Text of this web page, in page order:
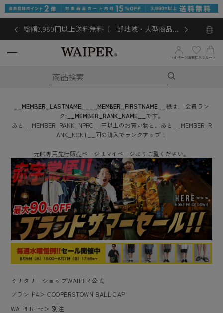
総額3,980円以上送料無料（一部地域・大型商品対
マイページ お気に入り カート
__MEMBER_LASTNAME__ __MEMBER_FIRSTNAME__ 様は、
会員ラン
ク: __MEMBER_RANK_NAME__ です。
あと
__MEMBER_RANK_NPRC__ 円以上のお買い物と、あと
__MEMBER_R
ANK_NCNT__ 回の購入でランクアップ！
元帥専用先行販売ページはマイページよりご覧ください。
ミリタリーショップWAIPER 公式
ブランド4＞COOPERSTOWN BALL CAP
WAIPER.inc＞ 別注